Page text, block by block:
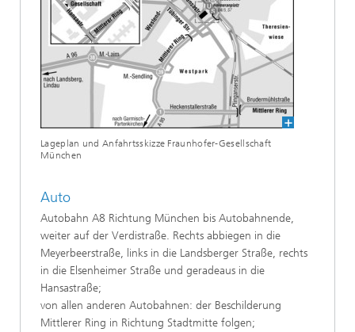
Lageplan und Anfahrtsskizze Fraunhofer-Gesellschaft
München
Auto
Autobahn A8 Richtung München bis Autobahnende,
weiter auf der Verdistraße. Rechts abbiegen in die
Meyerbeerstraße, links in die Landsberger Straße, rechts
in die Elsenheimer Straße und geradeaus in die
Hansastraße;
von allen anderen Autobahnen: der Beschilderung
Mittlerer Ring in Richtung Stadtmitte folgen;